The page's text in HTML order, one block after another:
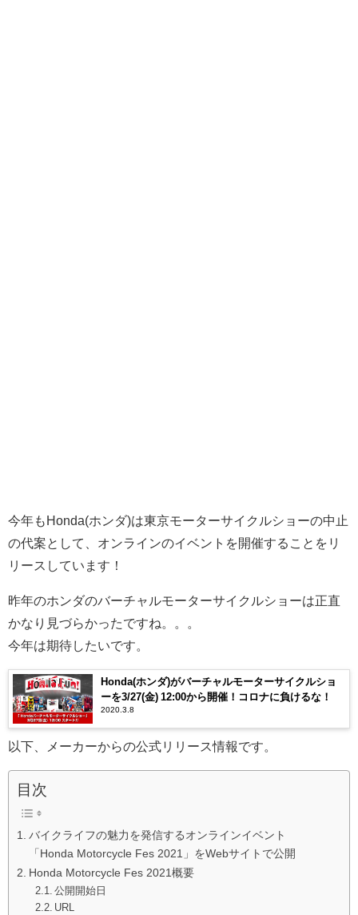
今年もHonda(ホンダ)は東京モーターサイクルショーの中止
の代案として、オンラインのイベントを開催することをリ
リースしています！
昨年のホンダのバーチャルモーターサイクルショーは正直
かなり見づらかったですね。。。
今年は期待したいです。
Honda(ホンダ)がバーチャルモーターサイクルショ
ーを3/27(金) 12:00から開催！コロナに負けるな！
2020.3.8
以下、メーカーからの公式リリース情報です。
目次
バイクライフの魅力を発信するオンラインイベント
「Honda Motorcycle Fes 2021」をWebサイトで公開
Honda Motorcycle Fes 2021概要
公開開始日
URL